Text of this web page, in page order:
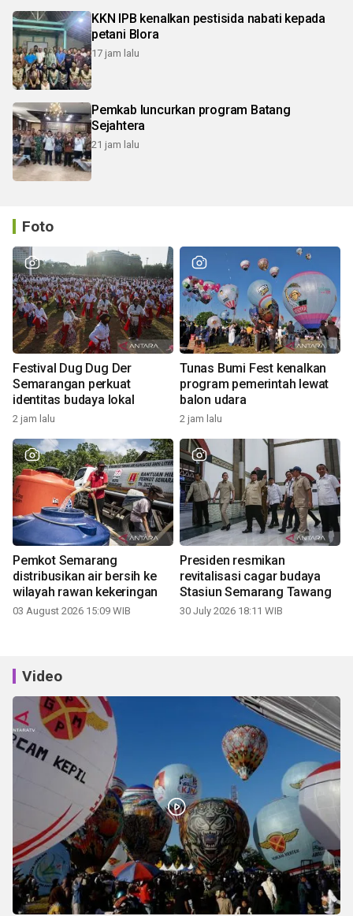
KKN IPB kenalkan pestisida nabati kepada
petani Blora
17 jam lalu
Pemkab luncurkan program Batang
Sejahtera
21 jam lalu
Foto
Festival Dug Dug Der
Semarangan perkuat
identitas budaya lokal
2 jam lalu
Tunas Bumi Fest kenalkan
program pemerintah lewat
balon udara
2 jam lalu
Pemkot Semarang
distribusikan air bersih ke
wilayah rawan kekeringan
03 August 2026 15:09 WIB
Presiden resmikan
revitalisasi cagar budaya
Stasiun Semarang Tawang
30 July 2026 18:11 WIB
Video